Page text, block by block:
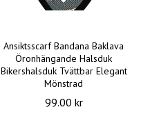
Ansiktsscarf Bandana Baklava
Öronhängande Halsduk
Bikershalsduk Tvättbar Elegant
Mönstrad
99.00 kr